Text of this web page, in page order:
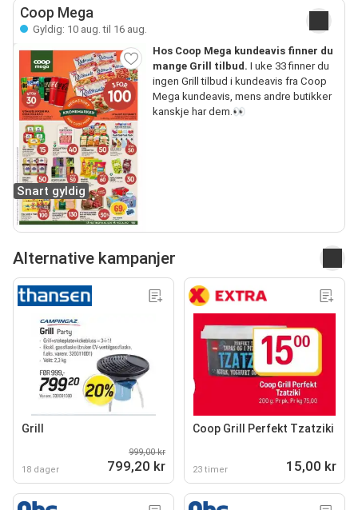
Coop Mega
Gyldig: 10 aug. til 16 aug.
Snart gyldig
Hos Coop Mega kundeavis finner du
mange Grill tilbud. I uke 33 finner du
ingen Grill tilbud i kundeavis fra Coop
Mega kundeavis, mens andre butikker
kanskje har dem.👀
Alternative kampanjer
Grill
18 dager
999,00 kr
799,20 kr
Coop Grill Perfekt Tzatziki
23 timer 15,00 kr